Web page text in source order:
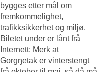
bygges etter mål om
fremkommelighet,
trafikksikkerhet og miljø.
Biletet under er lånt frå
Internett: Merk at
Gorgŋetak er vinterstengt